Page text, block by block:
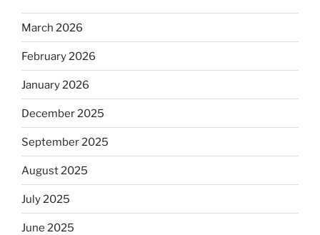
March 2026
February 2026
January 2026
December 2025
September 2025
August 2025
July 2025
June 2025